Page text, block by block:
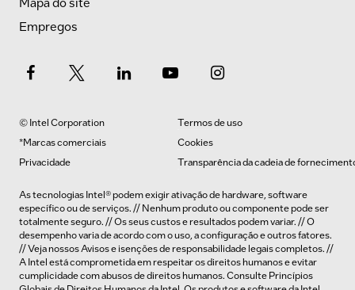
Empregos
© Intel Corporation
Termos de uso
*Marcas comerciais
Cookies
Privacidade
Transparência da cadeia de
As tecnologias Intel® podem exigir ativação de hardware, software
específico ou de serviços. // Nenhum produto ou componente pode ser
totalmente seguro. // Os seus custos e resultados podem variar. // O
desempenho varia de acordo com o uso, a configuração e outros fatores.
// Veja nossosAvisos e isenções de responsabilidade legais completos. //
A Intel está comprometida em respeitar os direitos humanos e evitar
cumplicidade com abusos de direitos humanos. ConsultePrincípios